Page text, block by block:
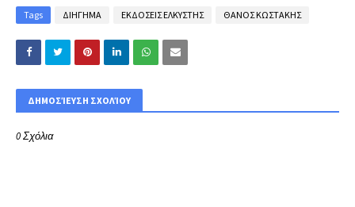
Tags ΔΙΗΓΗΜΑ ΕΚΔΟΣΕΙΣ ΕΛΚΥΣΤΗΣ ΘΑΝΟΣ ΚΩΣΤΑΚΗΣ
ΔΗΜΟΣΊΕΥΣΗ ΣΧΟΛΊΟΥ
0 Σχόλια